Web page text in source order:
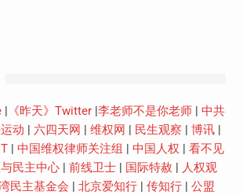
| 《昨天》Twitter| 李老师不是你老师| 中共
动 六四天网 维权网 民生观察 博讯|
| 中国维权律师关注组 中国人权
看不见
民主中心| 前线卫士| 国际特赦
人权观
民主基金会 北京爱知行| 传知行| 公盟